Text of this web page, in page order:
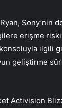
Sony’nin
erişme
ilgili
geliştirme
Activision